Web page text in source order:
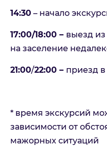
14:30 – начало
17:00/18:00 – выезд
на заселение
21:00/22:00 – приезд в
* время экскурсий
зависимости от
мажорных ситуаций